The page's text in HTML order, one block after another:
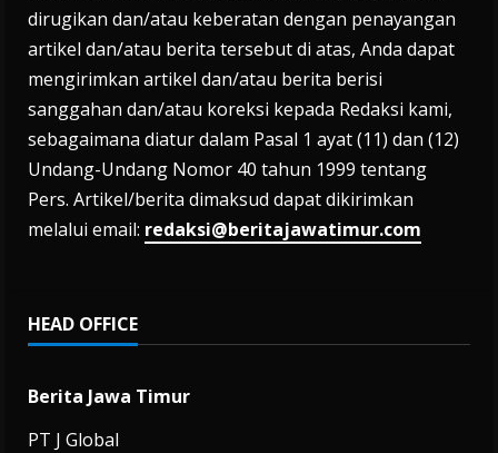
dirugikan dan/atau keberatan dengan penayangan
artikel dan/atau berita tersebut di atas, Anda dapat
mengirimkan artikel dan/atau berita berisi
sanggahan dan/atau koreksi kepada Redaksi kami,
sebagaimana diatur dalam Pasal 1 ayat (11) dan (12)
Undang-Undang Nomor 40 tahun 1999 tentang
Pers. Artikel/berita dimaksud dapat dikirimkan
melalui email: redaksi@beritajawatimur.com
HEAD OFFICE
Berita Jawa Timur
PT J Global